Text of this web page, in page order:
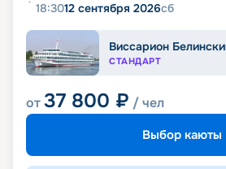
18:3012 сентября 2026сб
Виссарион
СТАНДАРТ
от37 800 ₽ / чел
Выбор каюты